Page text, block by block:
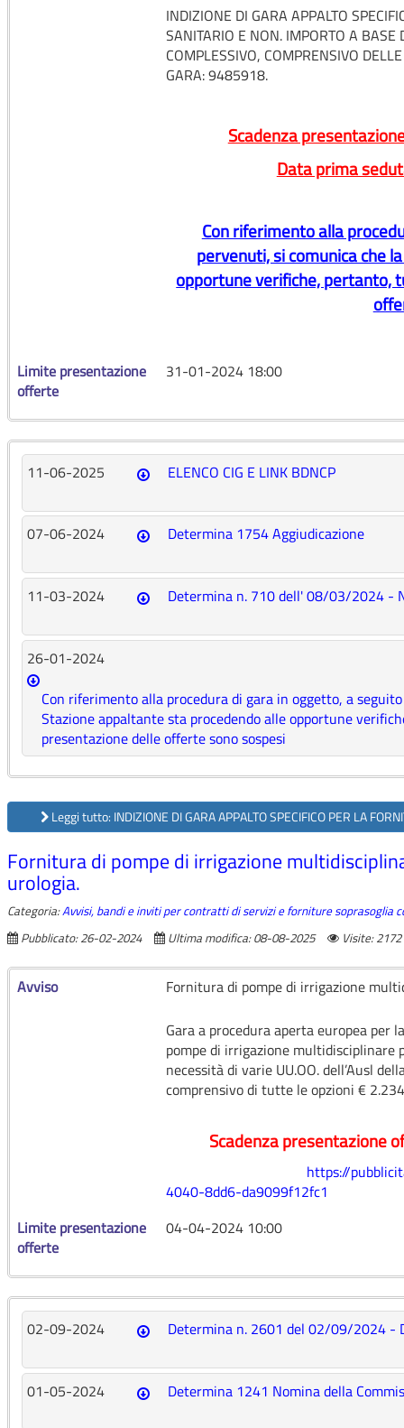
INDIZIONE DI GARA APPALTO
SANITARIO E NON. IMPORTO A
COMPLESSIVO, COMPRENSIVO
GARA: 9485918.
Scadenza
Data prima
Con riferimento alla
pervenuti, si comunica che
opportune verifiche, pertanto,
Limite presentazione
offerte
31-01-2024 18:00
11-06-2025 ELENCO CIG E LINK BDNCP
07-06-2024 Determina 1754 Aggiudicazione
11-03-2024 Determina n. 710 dell' 08/03/2024 -
26-01-2024
Con riferimento alla procedura di gara in oggetto, a
Stazione appaltante sta procedendo alle opportune
presentazione delle offerte sono sospesi
Leggi tutto: INDIZIONE DI GARA APPALTO SPECIFICO PER LA
Fornitura di pompe di irrigazione
urologia.
Categoria:Avvisi, bandi e inviti per contratti di servizi e forniture soprasoglia
Pubblicato: 26-02-2024
Ultima modifica: 08-08-2025 Visite: 2172
Avviso
Fornitura di pompe di irrigazione
Gara a procedura aperta europea per
pompe di irrigazione multidisciplinare
necessità di varie UU.OO. dell’Ausl
comprensivo di tutte le opzioni €
Scadenza presentazione
https://
4040-8dd6-da9099f12fc1
Limite presentazione
offerte
04-04-2024 10:00
02-09-2024 Determina n. 2601 del 02/09/2024 -
01-05-2024 Determina 1241 Nomina della